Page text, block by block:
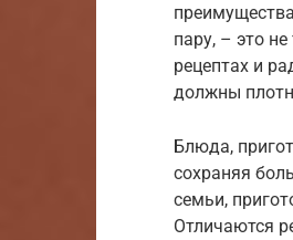
пару, – это
рецептах и
должны
Блюда,
сохраняя
семьи,
Отличаются